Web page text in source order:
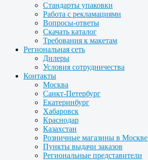
Стандарты упаковки
Работа с рекламациями
Вопросы-ответы
Скачать каталог
Требования к макетам
Региональная сеть
Дилеры
Условия сотрудничества
Контакты
Москва
Санкт-Петербург
Екатеринбург
Хабаровск
Краснодар
Казахстан
Розничные магазины в Москве
Пункты выдачи заказов
Региональные представители